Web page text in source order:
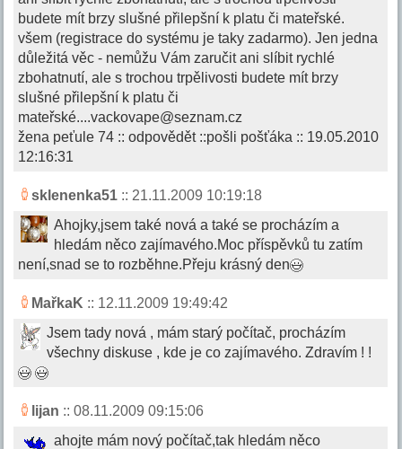
budete mít brzy slušné přilepšní k platu či mateřské.
všem (registrace do systému je taky zadarmo). Jen jedna
důležitá věc - nemůžu Vám zaručit ani slíbit rychlé
zbohatnutí, ale s trochou trpělivosti budete mít brzy
slušné přilepšní k platu či
mateřské....vackovape@seznam.cz
žena peťule 74 :: odpovědět ::pošli pošťáka :: 19.05.2010
12:16:31
sklenenka51 :: 21.11.2009 10:19:18
Ahojky,jsem také nová a také se procházím a
hledám něco zajímavého.Moc příspěvků tu zatím
není,snad se to rozběhne.Přeju krásný den
MařkaK :: 12.11.2009 19:49:42
Jsem tady nová , mám starý počítač, procházím
všechny diskuse , kde je co zajímavého. Zdravím ! !
lijan :: 08.11.2009 09:15:06
ahojte mám nový počítač,tak hledám něco